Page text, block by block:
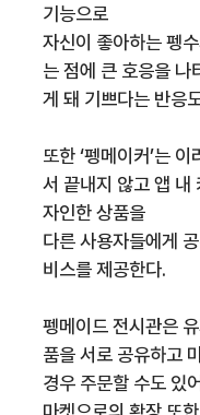
기능으로
자신이 좋아하는 펭
는 점에 큰 호응을 나
게 돼 기쁘다는 반응
또한 ‘펭메이커’는
서 끝내지 않고 앱 내
자인한 상품을
다른 사용자들에게
비스를 제공한다.
펭메이드 전시관은
품을 서로 공유하고
경우 주문할 수도 있어